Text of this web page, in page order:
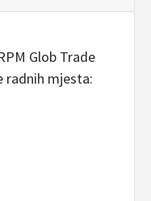
Glob Trade
radnih mjesta: